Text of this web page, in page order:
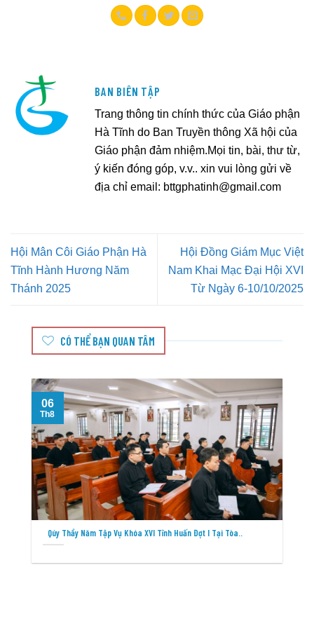
BAN BIÊN TẬP
Trang thông tin chính thức của Giáo phận
Hà Tĩnh do Ban Truyền thông Xã hội của
Giáo phận đảm nhiệm.Mọi tin, bài, thư từ,
ý kiến đóng góp, v.v.. xin vui lòng gửi về
địa chỉ email: bttgphatinh@gmail.com
Hội Mân Côi Giáo Phận Hà
Tĩnh Hành Hương Năm
Thánh 2025
Hội Đồng Giám Mục Việt
Nam Khai Mạc Đại Hội XVI
Từ Ngày 6-10/10/2025
CÓ THỂ BẠN QUAN TÂM
Qúy Thầy Năm Tập Vụ Khóa XVI Tĩnh Huấn Đợt I Tại Tòa..
06
Th8